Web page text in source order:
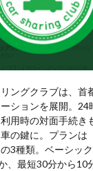
ングクラブは、首
ションを展開。24
用時の対面手続き
の鍵に。プランは
3種類。ベーシッ
、最短30分から10